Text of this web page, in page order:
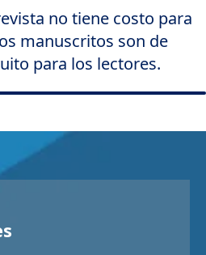
no tiene costo para
manuscritos son de
para los lectores.